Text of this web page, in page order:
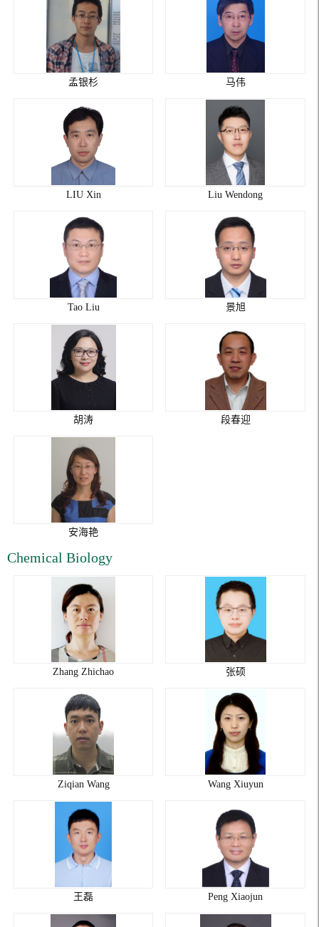
孟银杉 马伟
LIU Xin Liu Wendong
Tao Liu 景旭
胡涛 段春迎
安海艳
Chemical Biology
Zhang Zhichao 张硕
Ziqian Wang Wang Xiuyun
王磊 Peng Xiaojun